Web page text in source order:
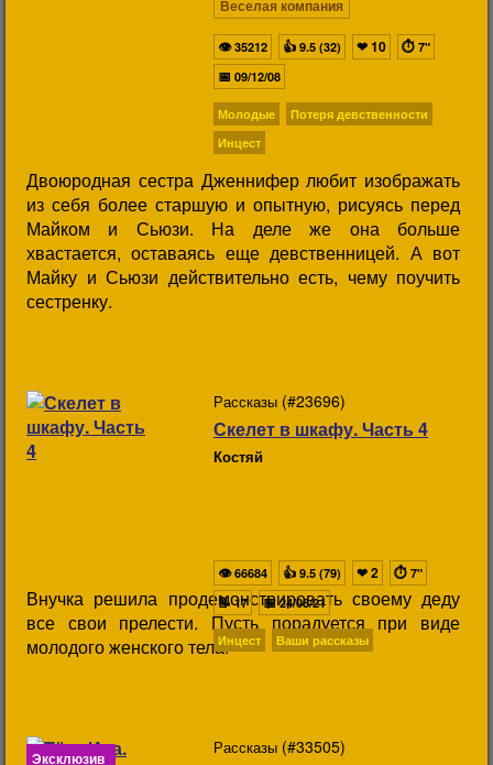
Веселая компания
Двоюродная сестра Дженнифер любит изображать
из себя более старшую и опытную, рисуясь перед
Майком и Сьюзи. На деле же она больше
хвастается, оставаясь еще девственницей. А вот
Майку и Сьюзи действительно есть, чему поучить
сестренку.
👁35212 👍 9.5 (32) ❤10 ⏱ 7"
📅 09/12/08
Молодые
Потеря девственности
Инцест
Рассказы (#23696)
Скелет в шкафу. Часть 4
Костяй
Внучка решила продемонстрировать своему деду
все свои прелести. Пусть порадуется при виде
молодого женского тела!
👁66684 👍 9.5 (79) ❤2 ⏱ 7"
📝17 📅24/08/21
Инцест Ваши рассказы
Эксклюзив
Рассказы (#33505)